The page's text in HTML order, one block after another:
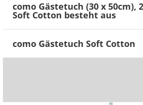
como Gästetuch (30 x 50cm),
Soft Cotton besteht aus
como Gästetuch Soft Cotton